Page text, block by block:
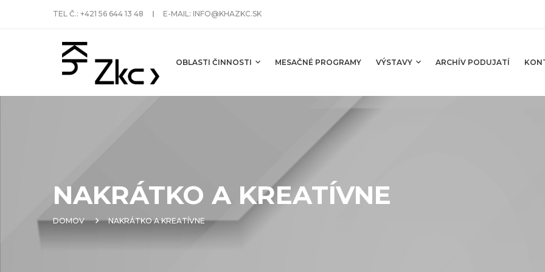
TEL Č.: +421 56 644 13 48 E-MAIL: INFO@KHAZKC.SK
OBLASTI ČINNOSTI MESAČNÉ PROGRAMY VÝSTAVY ARCHÍV PODUJATÍ
NAKRÁTKO A KREATÍVNE
DOMOV NAKRÁTKO A KREATÍVNE